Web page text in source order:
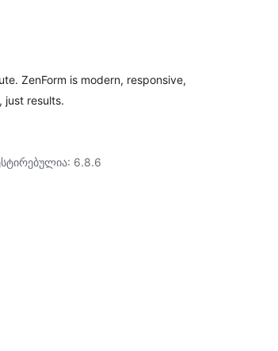
ZenForm is modern, responsive,
results.
6.8.6